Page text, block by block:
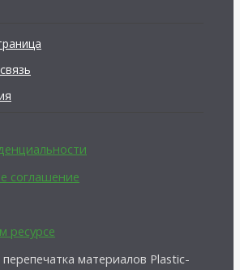
соглашение
ресурсе
материалов Plastic-